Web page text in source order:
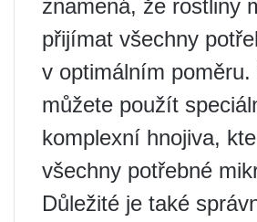
znamená, že rostliny
přijímat všechny
v optimálním poměru.
můžete použít
komplexní hnojiva,
všechny potřebné
Důležité je také